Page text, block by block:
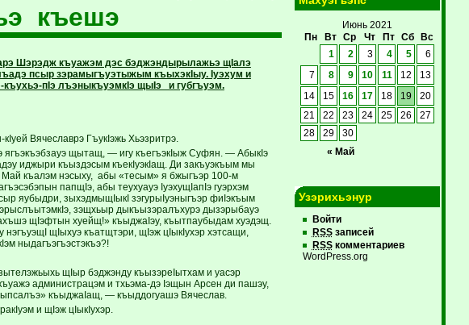
къешэ
Шэрэдж къуажэм дэс бэджэндырылажьэ щIалэ
псыр зэрамыгъуэтыжым къыхэкIыу. Iуэхум и
пIэ лъэныкъуэмкIэ щыIэ и губгъуэм.
Вячеславрэ ГъукIэжь Хьэзритрэ.
ягъэкъэбзауэ щытащ, — игу къегъэкIыж Суфян. — АбыкIэ
иджыри къыздэсым къекIуэкIащ. Ди закъуэкъым мы
къалэм нэсыху, абы «тесым» я бжыгъэр 100-м
папщIэ, абы теухуауэ IуэхущIапIэ гуэрхэм
яубыдри, зыхэдмыщIыкI зэгурыIуэныгъэр фиIэкъым
зэщхьыр дыкъызэралъхурэ дызэрыбауэ
щIэфтын хуейщ!» къыджаIэу, къытпаубыдам хуэдэщ.
щIыхуэ къатщтэри, щIэж цIыкIухэр хэтсащи,
ныдагъэгъэстэкъэ?!
щIыр бэджэнду къызэреIытхам и уасэр
администрацэм и тхьэма-дэ Iэщын Арсен ди пашэу,
къыджаIащ, — къыддогуашэ Вячеслав.
и щIэж цIыкIухэр.
Июнь 2021
Пн
Вт Ср Чт Пт Сб Вс
« Май
1 2 3 4 5 6
7 8 9 10 11 12 13
14 15 16 17 18 19
20
21
22 23 24 25 26
27
28
29 30
Узэрихьэнур
Войти
RSSзаписей
RSSкомментариев
WordPress.org